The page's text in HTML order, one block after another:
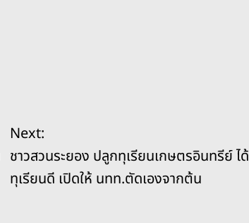
Next:
ชาวสวนระยอง ปลูกทุเรียนเกษตรอินทรีย์ ได้
ทุเรียนดี เปิดให้ นทท.ตัดเองจากต้น